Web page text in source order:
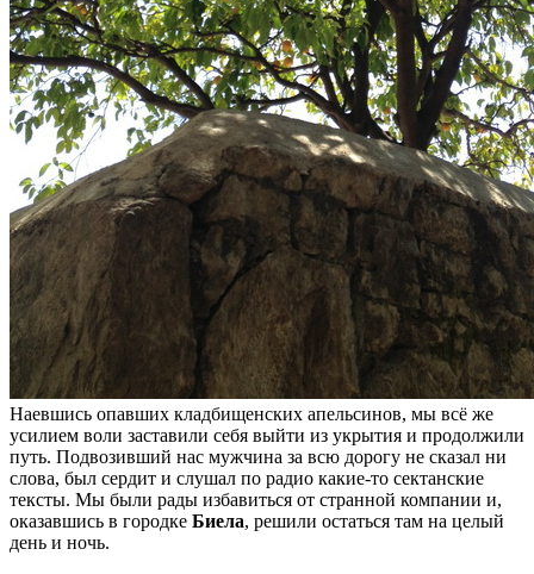
Наевшись опавших кладбищенских апельсинов, мы всё же
усилием воли заставили себя выйти из укрытия и продолжили
путь. Подвозивший нас мужчина за всю дорогу не сказал ни
слова, был сердит и слушал по радио какие-то сектанские
тексты. Мы были рады избавиться от странной компании и,
оказавшись в городке Биела, решили остаться там на целый
день и ночь.